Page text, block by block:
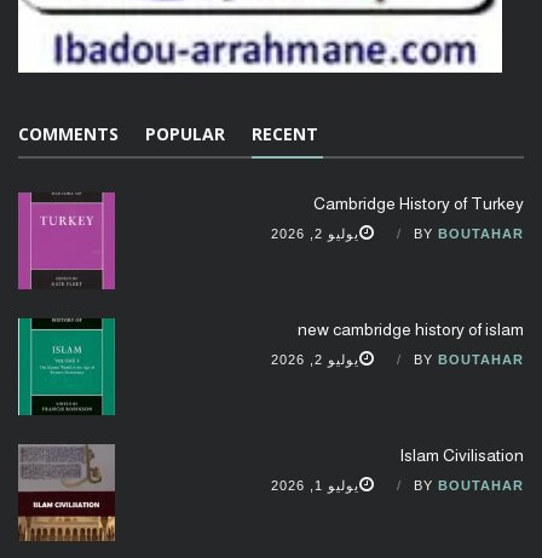
RECENT
POPULAR
COMMENTS
Cambridge History of Turkey
BY BOUTAHAR يوليو 2, 2026
new cambridge history of islam
BY BOUTAHAR يوليو 2, 2026
Islam Civilisation
BY BOUTAHAR يوليو 1, 2026